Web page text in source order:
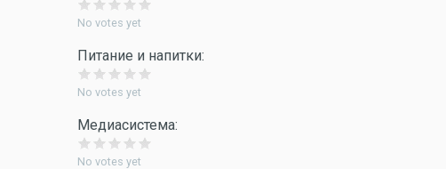
No votes yet
Питание и напитки:
No votes yet
Медиасистема:
No votes yet